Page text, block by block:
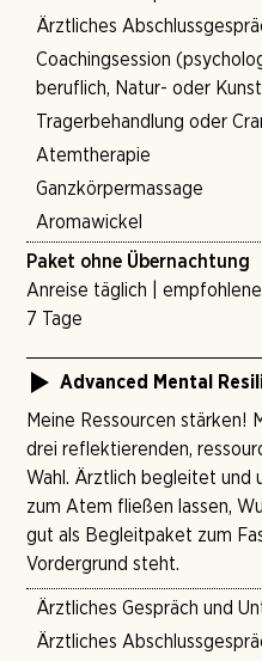
Ärztliches
Coachingsession
beruflich, Natur- oder
Tragerbehandlung oder
Atemtherapie
Ganzkörpermassage
Aromawickel
Paket ohne Übernachtung
Anreise täglich |
7 Tage
Advanced Mental
Meine Ressourcen stärken!
drei reflektierenden,
Wahl. Ärztlich begleitet und
zum Atem fließen lassen,
gut als Begleitpaket zum
Vordergrund steht.
Ärztliches Gespräch und
Ärztliches